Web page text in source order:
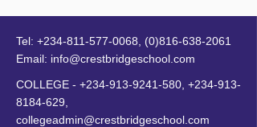
Tel: +234-811-577-0068
(0)816-638-2061
Email: info@crestbridgeschool.com
COLLEGE - +234-913-9241-580 +234-913-
8184-629
collegeadmin@crestbridgeschool.com